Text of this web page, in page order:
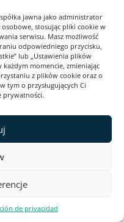
jawna jako administrator
stosując pliki cookie w
serwisu. Masz możliwość
odpowiedniego przycisku,
lub „Ustawienia plików
każdym momencie, zmieniając
z plików cookie oraz o
tym o przysługujących Ci
prywatności.
de privacidad
equipo comercial
de
algunos ejemplos
que puede
de empresas y